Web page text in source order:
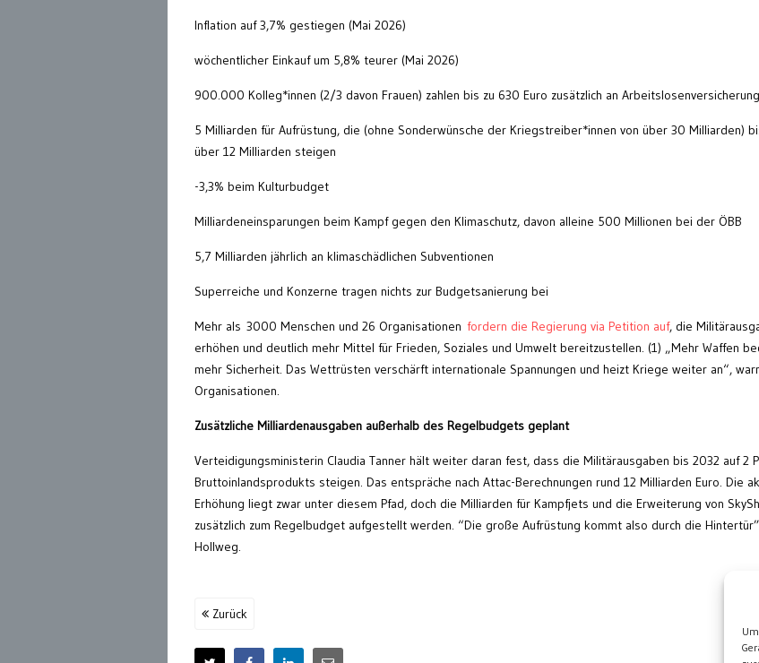
Inflation auf 3,7% gestiegen (Mai 2026)
wöchentlicher Einkauf um 5,8% teurer (Mai 2026)
900.000 Kolleg*innen (2/3 davon Frauen) zahlen bis zu 630 Euro zusätzlich an Arbeitslosenversicherung
5 Milliarden für Aufrüstung, die (ohne Sonderwünsche der Kriegstreiber*innen von über 30 Milliarden)
über 12 Milliarden steigen
-3,3% beim Kulturbudget
Milliardeneinsparungen beim Kampf gegen den Klimaschutz, davon alleine 500 Millionen bei der ÖBB
5,7 Milliarden jährlich an klimaschädlichen Subventionen
Superreiche und Konzerne tragen nichts zur Budgetsanierung bei
Mehr als 3000 Menschen und 26 Organisationen fordern die Regierung via Petition auf, die
erhöhen und deutlich mehr Mittel für Frieden, Soziales und Umwelt bereitzustellen. (1) „Mehr Waffen
mehr Sicherheit. Das Wettrüsten verschärft internationale Spannungen und heizt Kriege weiter an“,
Organisationen.
Zusätzliche Milliardenausgaben außerhalb des Regelbudgets geplant
Verteidigungsministerin Claudia Tanner hält weiter daran fest, dass die Militärausgaben bis 2032 auf 2
Bruttoinlandsprodukts steigen. Das entspräche nach Attac-Berechnungen rund 12 Milliarden Euro. Die
Erhöhung liegt zwar unter diesem Pfad, doch die Milliarden für Kampfjets und die Erweiterung von
zusätzlich zum Regelbudget aufgestellt werden. “Die große Aufrüstung kommt also durch die
Hollweg.
Zurück